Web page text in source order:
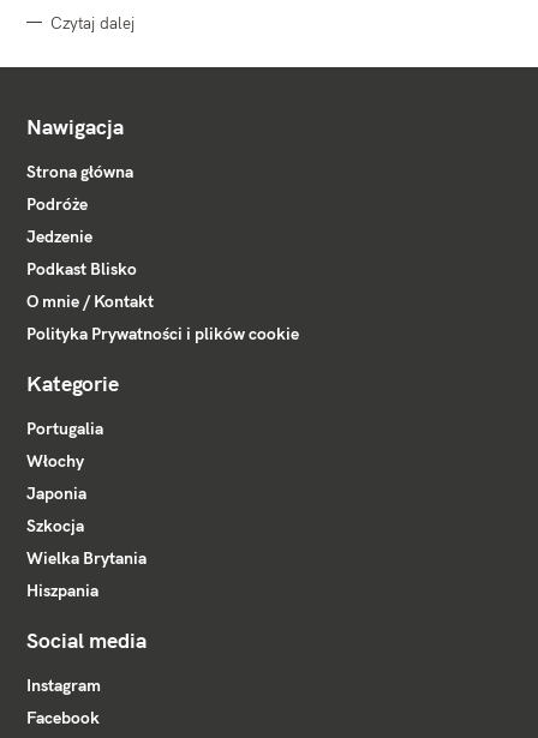
Czytaj dalej
Nawigacja
Strona główna
Podróże
Jedzenie
Podkast Blisko
O mnie / Kontakt
Polityka Prywatności i plików cookie
Kategorie
Portugalia
Włochy
Japonia
Szkocja
Wielka Brytania
Hiszpania
Social media
Instagram
Facebook